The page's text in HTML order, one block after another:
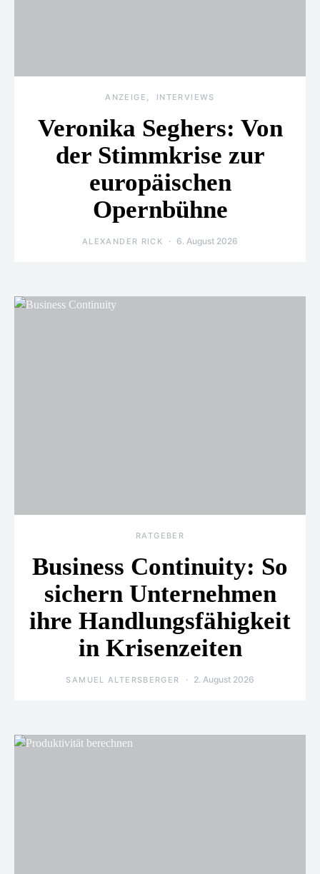
ANZEIGE INTERVIEWS
Veronika Seghers: Von
der Stimmkrise zur
europäischen
Opernbühne
ALEXANDER RICK 6. August 2026
RATGEBER
Business Continuity: So
sichern Unternehmen
ihre Handlungsfähigkeit
in Krisenzeiten
SAMUEL ALTERSBERGER 2. August 2026